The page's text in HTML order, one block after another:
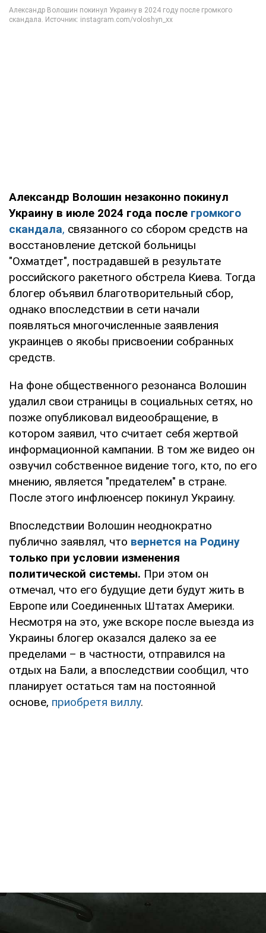
Александр Волошин незаконно покинул
Украину в июле 2024 года после громкого
скандала, связанного со сбором средств на
восстановление детской больницы
"Охматдет", пострадавшей в результате
российского ракетного обстрела Киева. Тогда
блогер объявил благотворительный сбор,
однако впоследствии в сети начали
появляться многочисленные заявления
украинцев о якобы присвоении собранных
средств.
На фоне общественного резонанса Волошин
удалил свои страницы в социальных сетях, но
позже опубликовал видеообращение, в
котором заявил, что считает себя жертвой
информационной кампании. В том же видео он
озвучил собственное видение того, кто, по его
мнению, является "предателем" в стране.
После этого инфлюенсер покинул Украину.
Впоследствии Волошин неоднократно
публично заявлял, что вернется на Родину
только при условии изменения
политической системы. При этом он
отмечал, что его будущие дети будут жить в
Европе или Соединенных Штатах Америки.
Несмотря на это, уже вскоре после выезда из
Украины блогер оказался далеко за ее
пределами – в частности, отправился на
отдых на Бали, а впоследствии сообщил, что
планирует остаться там на постоянной
основе, приобретя виллу.